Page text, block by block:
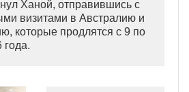
Ханой, отправившись с
визитами в Австралию и
которые продлятся с 9 по
года.